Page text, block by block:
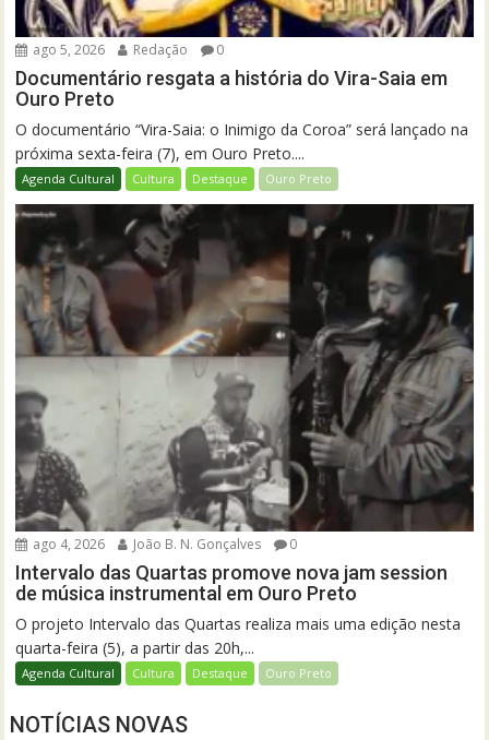
ago 5, 2026 Redação 0
Documentário resgata a história do Vira-Saia em
Ouro Preto
O documentário “Vira-Saia: o Inimigo da Coroa” será lançado na
próxima sexta-feira (7), em Ouro Preto....
Agenda Cultural Cultura Destaque Ouro Preto
ago 4, 2026 João B. N. Gonçalves 0
Intervalo das Quartas promove nova jam session
de música instrumental em Ouro Preto
O projeto Intervalo das Quartas realiza mais uma edição nesta
quarta-feira (5), a partir das 20h,...
Agenda Cultural Cultura Destaque Ouro Preto
NOTÍCIAS NOVAS